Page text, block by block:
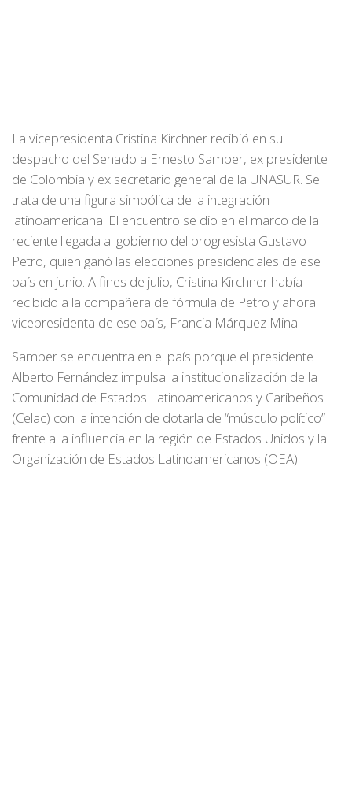
La vicepresidenta Cristina Kirchner recibió en su
despacho del Senado a Ernesto Samper, ex presidente
de Colombia y ex secretario general de la UNASUR. Se
trata de una figura simbólica de la integración
latinoamericana. El encuentro se dio en el marco de la
reciente llegada al gobierno del progresista Gustavo
Petro, quien ganó las elecciones presidenciales de ese
país en junio. A fines de julio, Cristina Kirchner había
recibido a la compañera de fórmula de Petro y ahora
vicepresidenta de ese país, Francia Márquez Mina.
Samper se encuentra en el país porque el presidente
Alberto Fernández impulsa la institucionalización de la
Comunidad de Estados Latinoamericanos y Caribeños
(Celac) con la intención de dotarla de “músculo político”
frente a la influencia en la región de Estados Unidos y la
Organización de Estados Latinoamericanos (OEA).